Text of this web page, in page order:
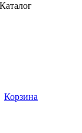
Каталог
Корзина